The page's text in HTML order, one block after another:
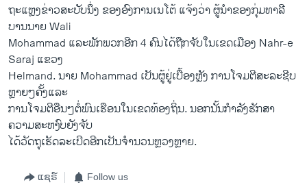
ຖະແຫຼງຂ່າວສະບັບນຶ່ງ ຂອງອົງການເນໂຕ້ ແຈ້ງວ່າ ຜູ້ນຳຂອງກຸ່ມທາລີ
ບານນາຍ Wali
Mohammad ແລະພັກພວກອີກ 4 ຄົນໄດ້ຖືກຈັບໃນເຂດເມືອງ Nahr-e
Saraj ແຂວງ
Helmand. ນາຍ Mohammad ເປັນຜູ້ຢູ່ເບື້ອງຫຼັງ ການໂຈມຕີສະລະຊີບ
ຫຼາຍໆຄັ້ງແລະ
ການໂຈມຕີອືນໆຕໍ່ພົນເຮືອນໃນເຂດທ້ອງຖິ່ນ. ນອກນັ້ນກຳລັງຮັກສາ
ຄວາມສະຫງົບຍັງຈັບ
ໄດ້ວັດຖຸເຮັດລະເບີດອີກເປັນຈຳນວນຫຼວງຫຼາຍ.
ແຊຣ໌ Follow us